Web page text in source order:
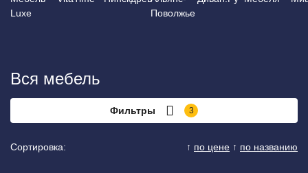
Вся мебель
Фильтры 3
Сортировка: ↑ по цене ↑ по названию